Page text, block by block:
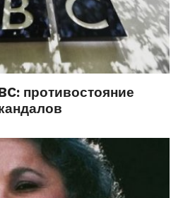
противостояние